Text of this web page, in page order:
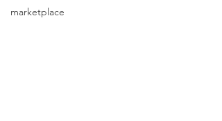
marketplace